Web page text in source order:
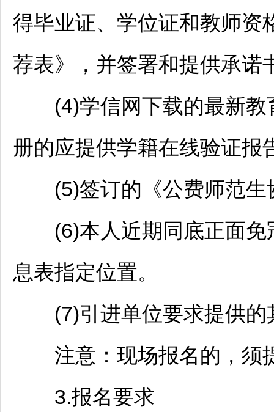
得毕业证、学位证和教师资
荐表》，并签署和提供承诺
(4)学信网下载的最新教
册的应提供学籍在线验证报
(5)签订的《公费师范生
(6)本人近期同底正面免
息表指定位置。
(7)引进单位要求提供的
注意：现场报名的，须
3.报名要求